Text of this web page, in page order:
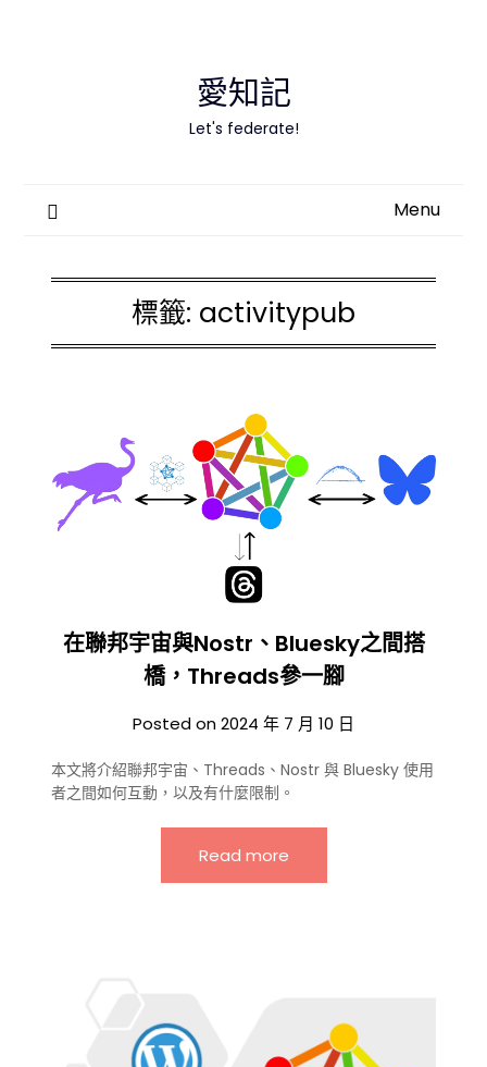
愛知記
Let's federate!
Menu
標籤: activitypub
在聯邦宇宙與Nostr、Bluesky之間搭
橋，Threads參一腳
Posted on2024 年 7 月 10 日
本文將介紹聯邦宇宙、Threads、Nostr 與 Bluesky 使用
者之間如何互動，以及有什麼限制。
Read more